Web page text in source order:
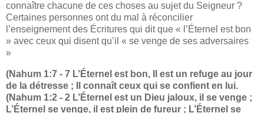
connaître chacune de ces choses au sujet du Seigneur ?
Certaines personnes ont du mal à réconcilier
l’enseignement des Écritures qui dit que « l’Éternel est bon
» avec ceux qui disent qu’il « se venge de ses adversaires
»
(Nahum 1:7 - 7 L’Éternel est bon, Il est un refuge au jour
de la détresse ; Il connaît ceux qui se confient en lui.
(Nahum 1:2 - 2 L’Éternel est un Dieu jaloux, il se venge ;
L’Éternel se venge, il est plein de fureur ; L’Éternel se